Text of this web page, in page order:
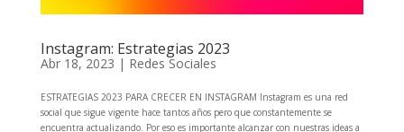
Instagram: Estrategias 2023
Abr 18, 2023 | Redes Sociales
ESTRATEGIAS 2023 PARA CRECER EN INSTAGRAM Instagram es una red
social que sigue vigente hace tantos años pero que constantemente se
encuentra actualizando. Por eso es importante alcanzar con nuestras ideas a